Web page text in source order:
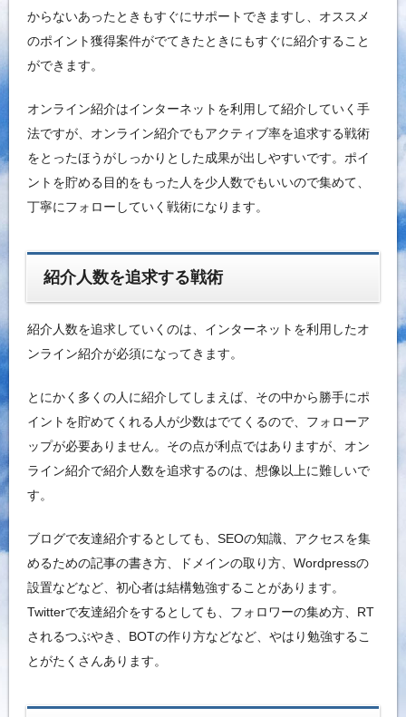
からないあったときもすぐにサポートできますし、オススメ
のポイント獲得案件がでてきたときにもすぐに紹介すること
ができます。
オンライン紹介はインターネットを利用して紹介していく手
法ですが、オンライン紹介でもアクティブ率を追求する戦術
をとったほうがしっかりとした成果が出しやすいです。ポイ
ントを貯める目的をもった人を少人数でもいいので集めて、
丁寧にフォローしていく戦術になります。
紹介人数を追求する戦術
紹介人数を追求していくのは、インターネットを利用したオ
ンライン紹介が必須になってきます。
とにかく多くの人に紹介してしまえば、その中から勝手にポ
イントを貯めてくれる人が少数はでてくるので、フォローア
ップが必要ありません。その点が利点ではありますが、オン
ライン紹介で紹介人数を追求するのは、想像以上に難しいで
す。
ブログで友達紹介するとしても、SEOの知識、アクセスを集
めるための記事の書き方、ドメインの取り方、Wordpressの
設置などなど、初心者は結構勉強することがあります。
Twitterで友達紹介をするとしても、フォロワーの集め方、RT
されるつぶやき、BOTの作り方などなど、やはり勉強するこ
とがたくさんあります。